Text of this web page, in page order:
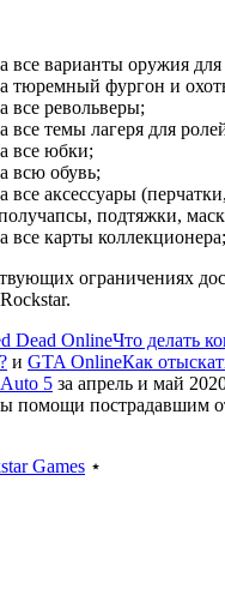
все варианты оружия для
тюремный фургон и
все револьверы;
все темы лагеря для
все юбки;
всю обувь;
все аксессуары
подтяжки,
все карты коллекционера;
ограничениях
Dead OnlineЧто делать
и GTA OnlineКак
5 за апрель и май
помощи пострадавшим
Games ⋆